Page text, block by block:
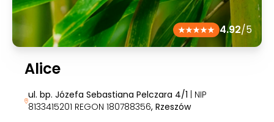
4.92/5
Alice
ul. bp. Józefa Sebastiana Pelczara 4/1 | NIP
8133415201 REGON 180788356, Rzeszów